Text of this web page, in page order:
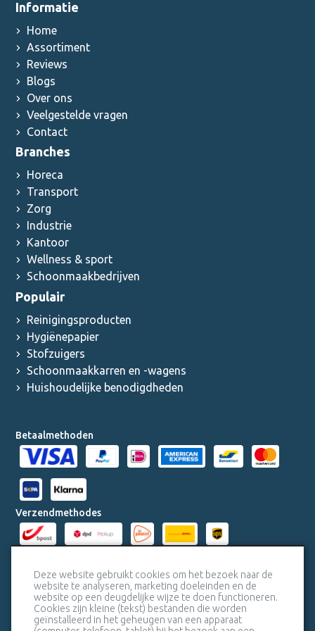
Informatie
Home
Assortiment
Reviews
Blogs
Over ons
Veelgestelde vragen
Contact
Branches
Horeca
Transport
Zorg
Industrie
Kantoor
Wellness & sport
Schoonmaakbedrijven
Populair
Reinigingsproducten
Hygiënepapier
Stofzuigers
Schoonmaakkarren en -wagens
Huishoudelijke benodigdheden
Betaalmethoden
Verzendmethodes
Veiligheidscertificaat SSL
Deze website gebruikt cookies om het bezoek naar de
website te analyseren, marketing doeleinden en de
website op een deugdelijke wijze te doen functioneren.
Cookies zijn kleine (tekst) bestanden die worden
geïnstalleerd in het geheugen van een apparaat